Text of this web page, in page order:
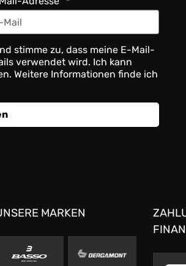
stimme zu, dass meine E-Mail-
verwendet wird. Ich kann
Weitere Informationen finde ich
MARKEN